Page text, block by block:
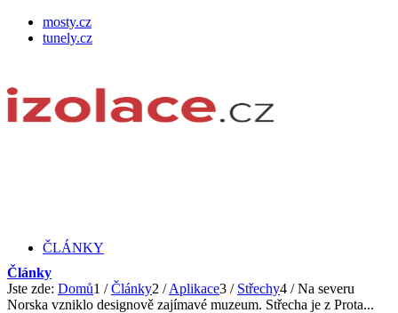
mosty.cz
tunely.cz
ČLÁNKY
Články
Jste zde: Domů1 / Články2 / Aplikace3 / Střechy4 / Na severu
Norska vzniklo designově zajímavé muzeum. Střecha je z Prota...